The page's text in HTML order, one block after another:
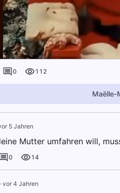
0 112
Maëlle-
5 Jahren
Mutter umfahren will,
0 14
vor 4 Jahren